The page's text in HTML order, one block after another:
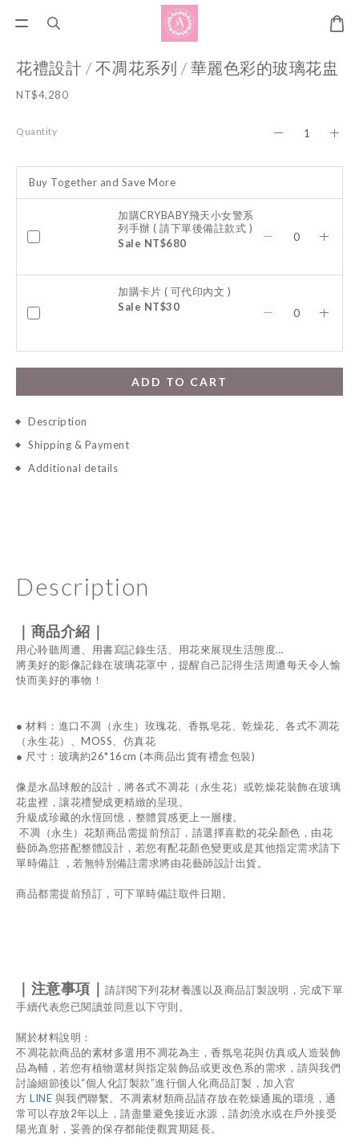
花禮設計 / 不凋花系列 / 華麗色彩的玻璃花盅
NT$4,280
Quantity
Buy Together and Save More
加購CRYBABY飛天小女警系
列手辦 ( 請下單後備註款式 )
Sale NT$680
加購卡片 ( 可代印內文 )
Sale NT$30
ADD TO CART
Description
Shipping & Payment
Additional details
Description
｜商品介紹｜
用心聆聽周遭、用書寫記錄生活、用花來展現生活態度…
將美好的影像記錄在玻璃花罩中，提醒自己記得生活周遭每天令人愉
快而美好的事物！
● 材料：進口不凋（永生）玫瑰花、香氛皂花、乾燥花、各式不凋花
（永生花）、 MOSS 、仿真花
● 尺寸：玻璃約26*16cm (本商品出貨有禮盒包裝)
像是水晶球般的設計，將各式不凋花（永生花）或乾燥花裝飾在玻璃
花盅裡，讓花禮變成更精緻的呈現。
升級成珍藏的永恆回憶，整體質感更上一層樓。
不凋（永生）花類商品需提前預訂，請選擇喜歡的花朵顏色，由花
藝師為您搭配整體設計，若您有配花顏色變更或是其他指定需求請下
單時備註
，若無特別備註需求將由花藝師設計出貨。
商品都需提前預訂，可下單時備註取件日期。
｜注意事項｜ 請詳閱下列花材養護以及商品訂製說明，完成下單
手續代表您已閱讀並同意以下守則。
關於材料說明：
不凋花款商品的素材多選用不凋花為主，香氛皂花與仿真或人造裝飾
品為輔，若您有植物選材與指定裝飾品或更改色系的需求，請與我們
討論細節後以“個人化訂製款”進行個人化商品訂製，加入官
方 LINE 與我們聯繫。不凋素材類商品請存放在乾燥通風的環境，通
常可以存放2年以上，請盡量避免接近水源，請勿澆水或在戶外接受
陽光直射，妥善的保存都能使觀賞期延長。